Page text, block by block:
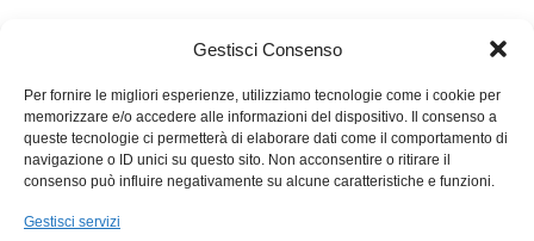
Gestisci Consenso
Per fornire le migliori esperienze, utilizziamo tecnologie come i cookie per
memorizzare e/o accedere alle informazioni del dispositivo. Il consenso a
queste tecnologie ci permetterà di elaborare dati come il comportamento di
navigazione o ID unici su questo sito. Non acconsentire o ritirare il
consenso può influire negativamente su alcune caratteristiche e funzioni.
Gestisci servizi